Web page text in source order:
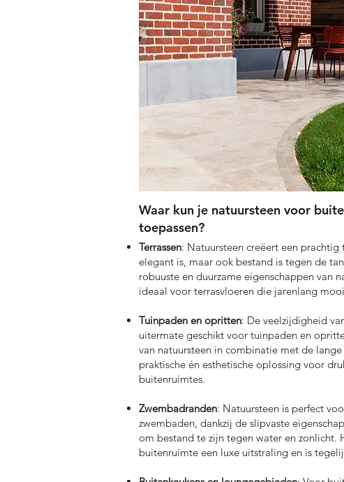
Waar kun je natuursteen voor
toepassen?
Terrassen: Natuursteen creëert een
elegant is, maar ook bestand is tegen de
robuuste en duurzame eigenschappen van
ideaal voor terrasvloeren die jarenlang
Tuinpaden en opritten: De veelzijdigheid
uitermate geschikt voor tuinpaden en
van natuursteen in combinatie met de
praktische én esthetische oplossing voor
buitenruimtes.
Zwembadranden: Natuursteen is perfect
zwembaden, dankzij de slipvaste
om bestand te zijn tegen water en zonlicht.
buitenruimte een luxe uitstraling en is